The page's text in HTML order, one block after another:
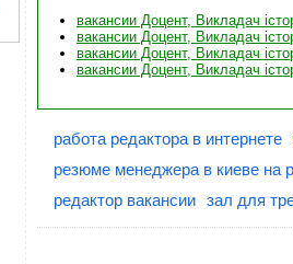
вакансии Доцент, Викладач
вакансии Доцент, Викладач
вакансии Доцент, Викладач
вакансии Доцент, Викладач
работа редактора в интернете
резюме менеджера в киеве на
редактор вакансии зал для